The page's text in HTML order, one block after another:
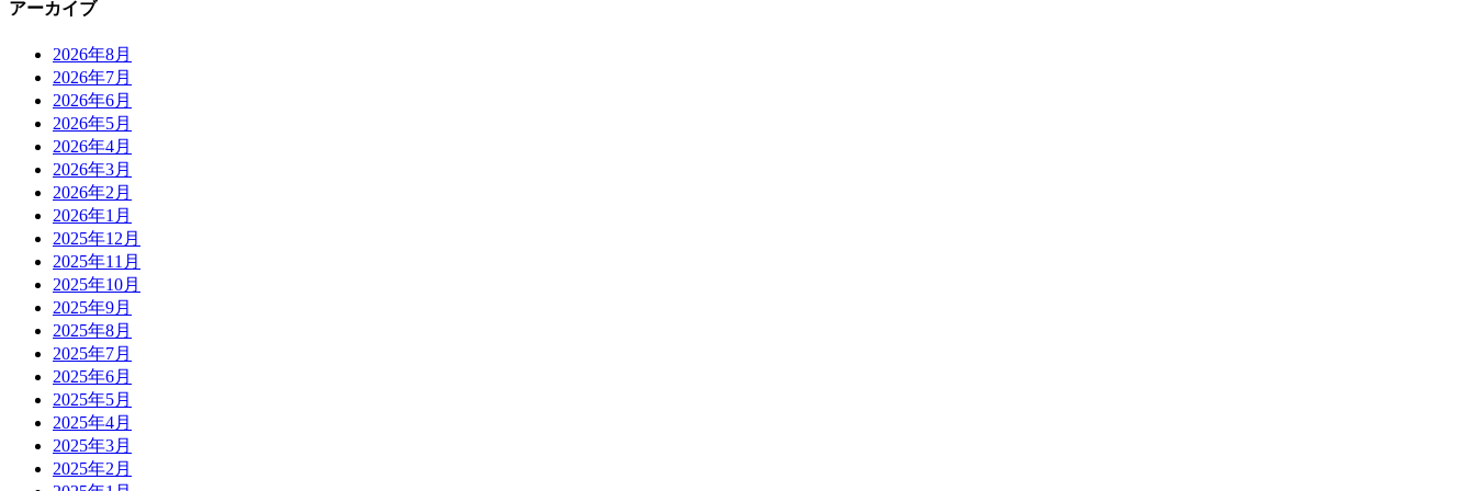
アーカイブ
2026年8月
2026年7月
2026年6月
2026年5月
2026年4月
2026年3月
2026年2月
2026年1月
2025年12月
2025年11月
2025年10月
2025年9月
2025年8月
2025年7月
2025年6月
2025年5月
2025年4月
2025年3月
2025年2月